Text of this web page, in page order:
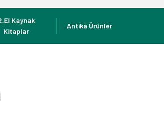
Kaynak
Kitaplar
Antika Ürünler